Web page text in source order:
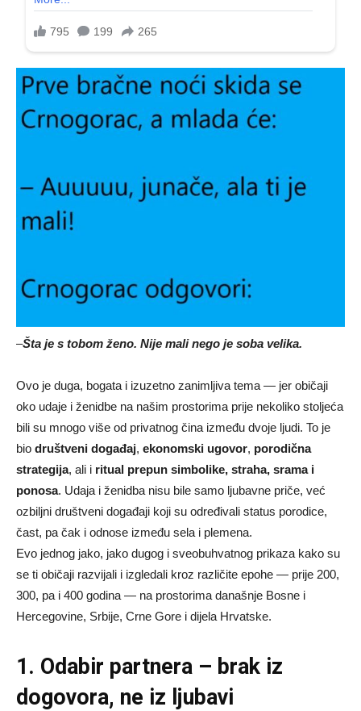
–Šta je s tobom ženo. Nije mali nego je soba velika.
Ovo je duga, bogata i izuzetno zanimljiva tema — jer običaji
oko udaje i ženidbe na našim prostorima prije nekoliko stoljeća
bili su mnogo više od privatnog čina između dvoje ljudi. To je
bio društveni događaj, ekonomski ugovor, porodična
strategija, ali i ritual prepun simbolike, straha, srama i
ponosa. Udaja i ženidba nisu bile samo ljubavne priče, već
ozbiljni društveni događaji koji su određivali status porodice,
čast, pa čak i odnose između sela i plemena.
Evo jednog jako, jako dugog i sveobuhvatnog prikaza kako su
se ti običaji razvijali i izgledali kroz različite epohe — prije 200,
300, pa i 400 godina — na prostorima današnje Bosne i
Hercegovine, Srbije, Crne Gore i dijela Hrvatske.
1. Odabir partnera – brak iz
dogovora, ne iz ljubavi